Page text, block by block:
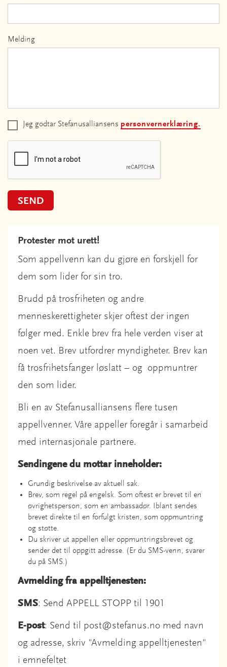
Melding
Jeg godtar Stefanusalliansens personvernerklæring.
SEND
Protester mot urett!
Som appellvenn kan du gjøre en forskjell for
dem som lider for sin tro.
Brudd på trosfriheten og andre
menneskerettigheter skjer oftest der ingen
følger med. Enkle brev fra hele verden viser at
noen vet. Brev utfordrer myndigheter. Brev kan
få trosfrihetsfanger løslatt – og oppmuntrer
den som lider.
Bli en av Stefanusalliansens flere tusen
appellvenner. Våre appeller foregår i samarbeid
med internasjonale partnere.
Sendingene du mottar inneholder:
Grundig beskrivelse av aktuell sak.
Brev, som regel på engelsk. Som oftest er brevet til en
øvrighetsperson, som en ambassadør. Iblant sendes
brevet direkte til en forfulgt kristen, som oppmuntring
og støtte.
Du skriver ut appellen eller oppmuntringsbrevet og
sender det til oppgitt adresse. (Er du SMS-venn, svarer
du på SMS.)
Avmelding fra appelltjenesten:
SMS: Send APPELL STOPP til 1901
E-post: Send til post@stefanus.no med navn
og adresse, skriv "Avmelding appelltjenesten"
i emnefeltet